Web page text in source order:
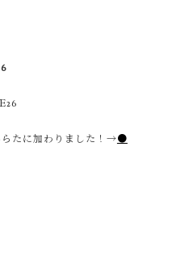
らたに加わりました！→●